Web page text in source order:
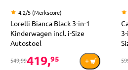
4.2/5 (Merkscore)
Lorelli Bianca Black 3-in-1
Kinderwagen incl. i-Size
Autostoel
549,99419,95